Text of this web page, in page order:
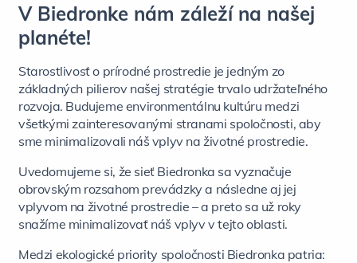
V Biedronke nám záleží na našej
planéte!
Starostlivosť o prírodné prostredie je jedným zo
základných pilierov našej stratégie trvalo udržateľného
rozvoja. Budujeme environmentálnu kultúru medzi
všetkými zainteresovanými stranami spoločnosti, aby
sme minimalizovali náš vplyv na životné prostredie.
Uvedomujeme si, že sieť Biedronka sa vyznačuje
obrovským rozsahom prevádzky a následne aj jej
vplyvom na životné prostredie – a preto sa už roky
snažíme minimalizovať náš vplyv v tejto oblasti.
Medzi ekologické priority spoločnosti Biedronka patria: